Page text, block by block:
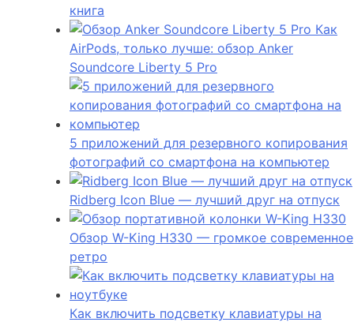
книга
Как
AirPods, только лучше: обзор Anker
Soundcore Liberty 5 Pro
5 приложений для резервного копирования
фотографий со смартфона на компьютер
Ridberg Icon Blue — лучший друг на отпуск
Обзор W-King H330 — громкое современное
ретро
Как включить подсветку клавиатуры на